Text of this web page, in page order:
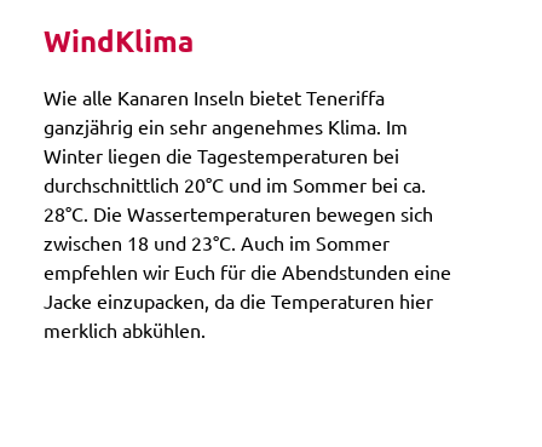
WindKlima
Wie alle Kanaren Inseln bietet Teneriffa
ganzjährig ein sehr angenehmes Klima. Im
Winter liegen die Tagestemperaturen bei
durchschnittlich 20°C und im Sommer bei ca.
28°C. Die Wassertemperaturen bewegen sich
zwischen 18 und 23°C. Auch im Sommer
empfehlen wir Euch für die Abendstunden eine
Jacke einzupacken, da die Temperaturen hier
merklich abkühlen.